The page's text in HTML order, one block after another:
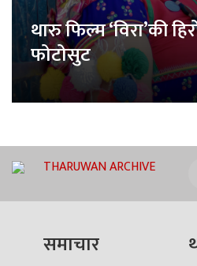
थारु फिल्म ‘विरा’की
फोटोसुट
THARUWAN ARCHIVE
समाचार